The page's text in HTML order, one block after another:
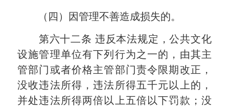
（四）因管理不善造成损失的。
第六十二条 违反本法规定，公共文化
设施管理单位有下列行为之一的，由其主
管部门或者价格主管部门责令限期改正，
没收违法所得，违法所得五千元以上的，
并处违法所得两倍以上五倍以下罚款；没